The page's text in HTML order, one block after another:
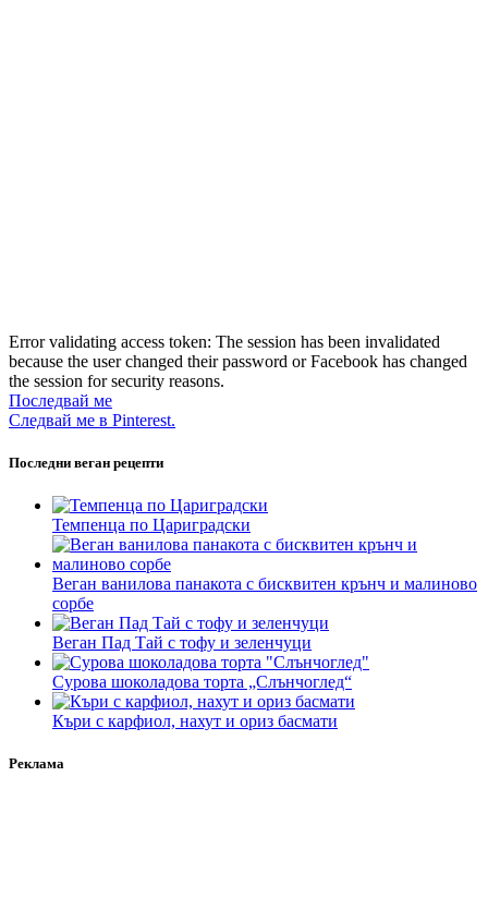
Error validating access token: The session has been invalidated
because the user changed their password or Facebook has changed
the session for security reasons.
Последвай ме
Следвай ме в Pinterest.
Последни веган рецепти
Темпенца по Цариградски
Веган ванилова панакота с бисквитен крънч и малиново
сорбе
Веган Пад Тай с тофу и зеленчуци
Сурова шоколадова торта „Слънчоглед“
Къри с карфиол, нахут и ориз басмати
Реклама